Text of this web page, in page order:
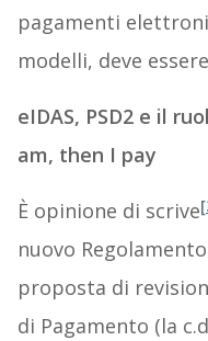
pagamenti
modelli, deve
eIDAS, PSD2 e il
am, then I pay
È opinione di scrive
nuovo
proposta di
di Pagamento (la